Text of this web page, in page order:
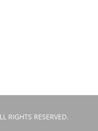
RIGHTS RESERVED.